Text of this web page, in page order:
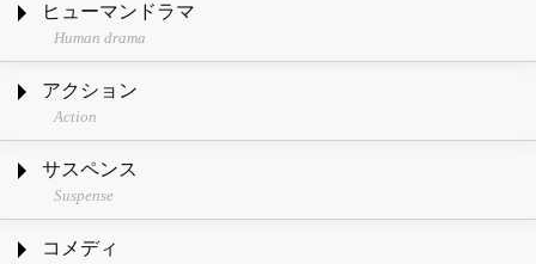
ヒューマンドラマ
Human drama
アクション
Action
サスペンス
Suspense
コメディ